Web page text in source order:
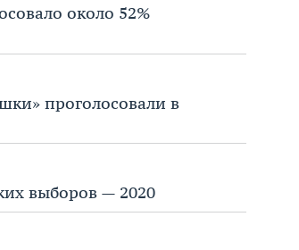
около 52%
проголосовали в
выборов — 2020